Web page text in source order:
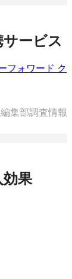
サービス
フォワード ク
集部調査情報
効果